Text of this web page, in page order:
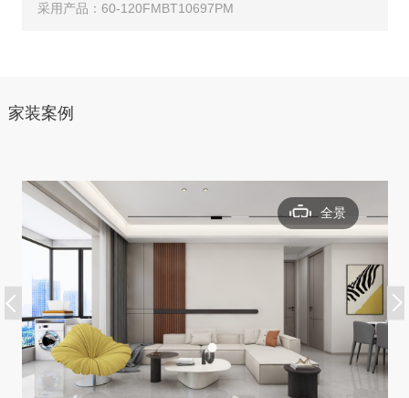
采用产品：60-120FMBT10697PM
家装案例
全景